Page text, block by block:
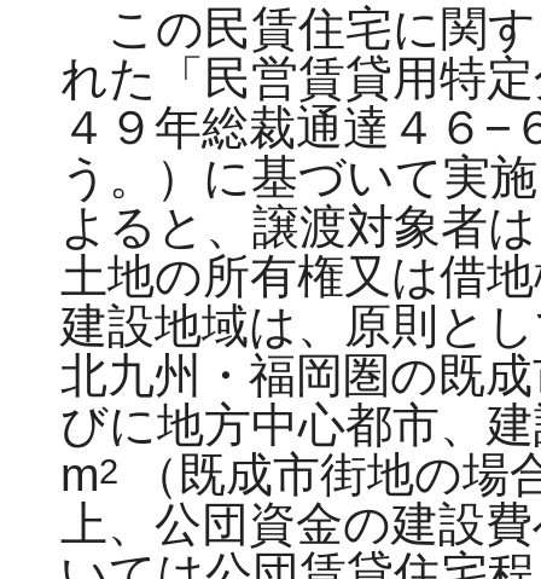
この民賃住宅に関
れた「民営賃貸用特
４９年総裁通達４６−
う。）に基づいて実
よると、譲渡対象者
土地の所有権又は借
建設地域は、原則と
北九州・福岡圏の既
びに地方中心都市、
m2
（既成市街地の場
上、公団資金の建設